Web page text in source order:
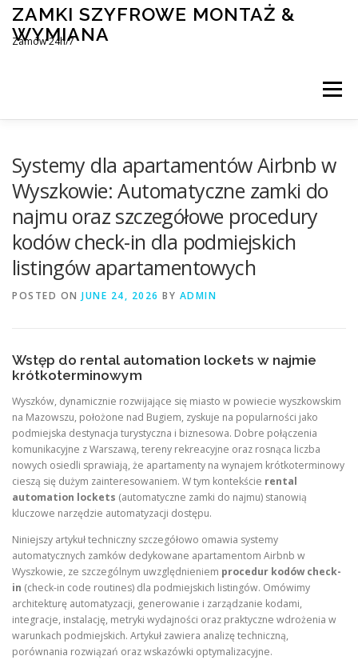
Skip
content
ZAMKI SZYFROWE MONTAŻ &
WYMIANA
Zamów 24h/7
Menu
BLOG
Systemy dla apartamentów Airbnb w
Wyszkowie: Automatyczne zamki do
najmu oraz szczegółowe procedury
kodów check-in dla podmiejskich
listingów apartamentowych
POSTED ON JUNE 24, 2026 BY ADMIN
Wstęp do rental automation lockets w najmie
krótkoterminowym
Wyszków, dynamicznie rozwijające się miasto w powiecie wyszkowskim
na Mazowszu, położone nad Bugiem, zyskuje na popularności jako
podmiejska destynacja turystyczna i biznesowa. Dobre połączenia
komunikacyjne z Warszawą, tereny rekreacyjne oraz rosnąca liczba
nowych osiedli sprawiają, że apartamenty na wynajem krótkoterminowy
cieszą się dużym zainteresowaniem. W tym kontekście rental
automation lockets (automatyczne zamki do najmu) stanowią
kluczowe narzędzie automatyzacji dostępu.
Niniejszy artykuł techniczny szczegółowo omawia systemy
automatycznych zamków dedykowane apartamentom Airbnb w
Wyszkowie, ze szczególnym uwzględnieniem procedur kodów check-
in (check-in code routines) dla podmiejskich listingów. Omówimy
architekturę automatyzacji, generowanie i zarządzanie kodami,
integracje, instalację, metryki wydajności oraz praktyczne wdrożenia w
warunkach podmiejskich. Artykuł zawiera analizę techniczną,
porównania rozwiązań oraz wskazówki optymalizacyjne.